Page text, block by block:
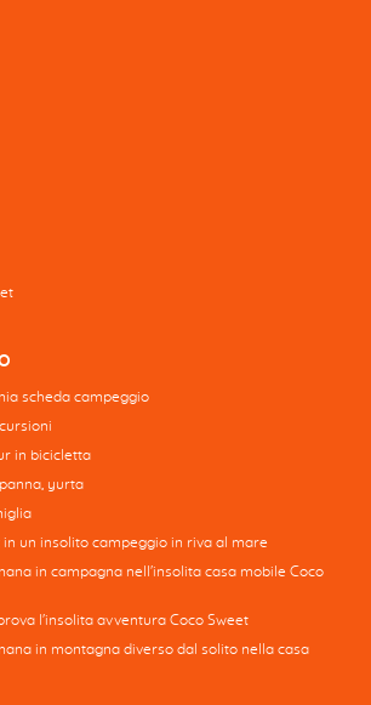
scheda campeggio
in bicicletta
yurta
un insolito campeggio in riva al mare
in campagna nell'insolita casa mobile Coco
l'insolita avventura Coco Sweet
in montagna diverso dal solito nella casa